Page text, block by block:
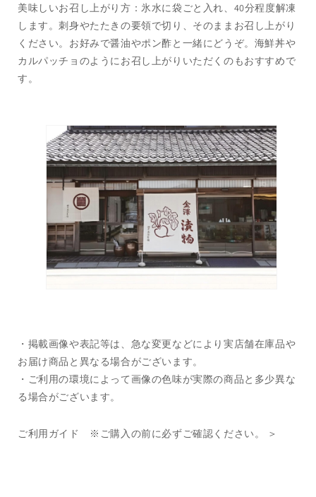
美味しいお召し上がり方：氷水に袋ごと入れ、40分程度解凍
します。刺身やたたきの要領で切り、そのままお召し上がり
ください。お好みで醤油やポン酢と一緒にどうぞ。海鮮丼や
カルパッチョのようにお召し上がりいただくのもおすすめで
す。
・掲載画像や表記等は、急な変更などにより実店舗在庫品や
お届け商品と異なる場合がございます。
・ご利用の環境によって画像の色味が実際の商品と多少異な
る場合がございます。
ご利用ガイド ※ご購入の前に必ずご確認ください。 ＞